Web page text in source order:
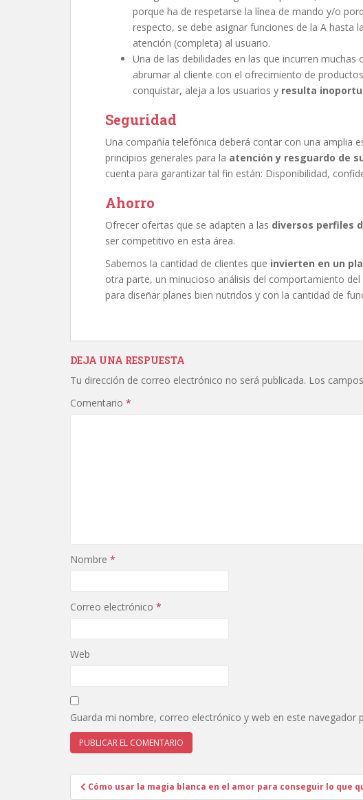
porque ha de respetarse la línea de mando y/o
respecto, se debe asignar funciones de la A hasta
atención (completa) al usuario.
Una de las debilidades en las que incurren
abrumar al cliente con el ofrecimiento de
conquistar, aleja a los usuarios y resulta
Seguridad
Una compañía telefónica deberá contar con una amplia
principios generales para la atención y resguardo de
cuenta para garantizar tal fin están: Disponibilidad,
Ahorro
Ofrecer ofertas que se adapten a las diversos perfiles
ser competitivo en esta área.
Sabemos la cantidad de clientes que invierten en un
otra parte, un minucioso análisis del comportamiento
para diseñar planes bien nutridos y con la cantidad de
DEJA UNA RESPUESTA
Tu dirección de correo electrónico no será publicada. Los
Comentario *
Nombre *
Correo electrónico *
Web
Guarda mi nombre, correo electrónico y web en este navegador
Navegación
Cómo usar la magia blanca en el amor para conseguir lo que